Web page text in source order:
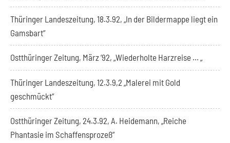
Thüringer Landeszeitung, 18.3.92, „In der Bildermappe liegt ein
Gamsbart“
Ostthüringer Zeitung, März ’92, „Wiederholte Harzreise … „
Thüringer Landeszeitung, 12.3.9,2 „Malerei mit Gold
geschmückt“
Ostthüringer Zeitung, 24.3.92, A. Heidemann, „Reiche
Phantasie im Schaffensprozeß“